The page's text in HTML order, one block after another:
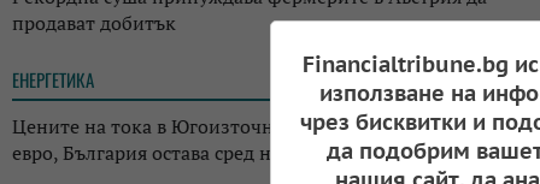
продават добитък
ЕНЕРГЕТИКА 12:29
Цените на тока в Югоизточна Европа скочиха над 700
евро, България остава сред най-евтините пазари
Financialtribune.bg
използване на
чрез бисквитки и
да подобрим